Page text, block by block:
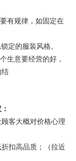
有规律，如固定在
定的服装风格。
生意要经营的好，
结
客大概对价格心理
扣高品质；（拉近